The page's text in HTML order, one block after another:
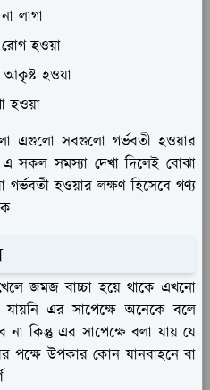
লাগা
রোগ হওয়া
আকৃষ্ট হওয়া
হওয়া
এগুলো সবগুলো গর্ভবতী হওয়ার
সকল সমস্যা দেখা দিলেই বোঝা
হওয়ার লক্ষণ হিসেবে গণ্য
জমজ বাচ্চা হয়ে থাকে এখনো
যায়নি এর সাপেক্ষে অনেকে বলে
না কিন্তু এর সাপেক্ষে বলা যায় যে
পক্ষে উপকার কোন যানবাহনে বা